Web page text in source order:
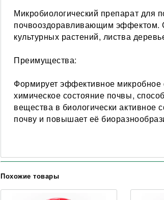
Микробиологический препарат для
почвооздоравливающим эффектом.
культурных растений, листва
Преимущества:
Формирует эффективное
химическое состояние почвы,
вещества в биологически активное
почву и повышает её
Похожие товары